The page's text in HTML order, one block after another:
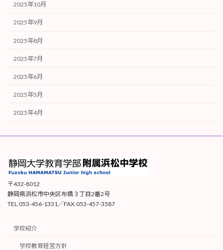
2025年10月
2025年9月
2025年8月
2025年7月
2025年6月
2025年5月
2025年4月
〒432-8012
静岡県浜松市中央区布橋３丁目2番2号
TEL.053-456-1331／FAX.053-457-3587
学校紹介
学校教育経営方針